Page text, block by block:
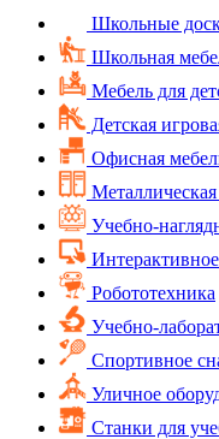
Школьные
Школьная
Мебель для
Детская
Офисная
Учебно-
Робототехника
Учебно-
Спортивное
Уличное
Cтанки для